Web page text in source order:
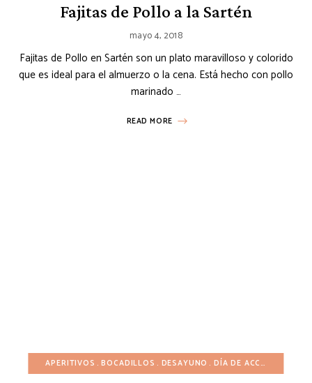
Fajitas de Pollo a la Sartén
mayo 4, 2018
Fajitas de Pollo en Sartén son un plato maravilloso y colorido
que es ideal para el almuerzo o la cena. Está hecho con pollo
marinado …
READ MORE
APERITIVOS BOCADILLOS DESAYUNO DÍA DE ACCIÓN DE GRACIAS